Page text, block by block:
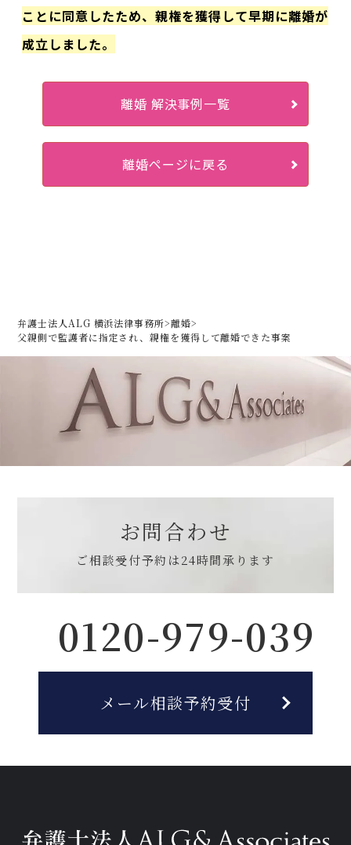
ことに同意したため、親権を獲得して早期に離婚が
成立しました。
離婚 解決事例一覧
離婚ページに戻る
弁護士法人ALG 横浜法律事務所>離婚>
父親側で監護者に指定され、親権を獲得して離婚できた事案
お問合わせ
ご相談受付予約は24時間承ります
0120-979-039
メール相談予約受付